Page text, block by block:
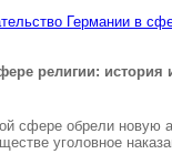
Германии в
религии:
сфере обрели новую
уголовное